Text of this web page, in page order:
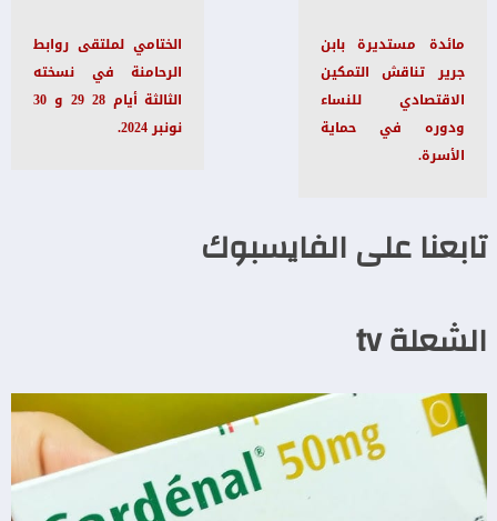
الختامي لملتقى روابط
الرحامنة في نسخته
الثالثة أيام 28 29 و 30
نونبر 2024.
مائدة مستديرة بابن
جرير تناقش التمكين
الاقتصادي للنساء
ودوره في حماية
الأسرة.
تابعنا على الفايسبوك
الشعلة tv